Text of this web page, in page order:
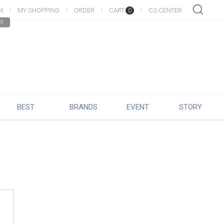
MY SHOPPING ORDER CART 0 CS CENTER
BEST BRANDS EVENT STORY